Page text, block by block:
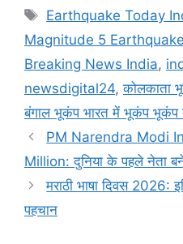
Tags
Earthquake Today
Magnitude 5
Breaking News India,
newsdigital24,कोलकाता
बंगाल भूकंप भारत में भूकंप भूकंप
PM Narendra Modi
Million: दुनिया के पहले नेता
मराठी भाषा दिवस 2026:
पहचान